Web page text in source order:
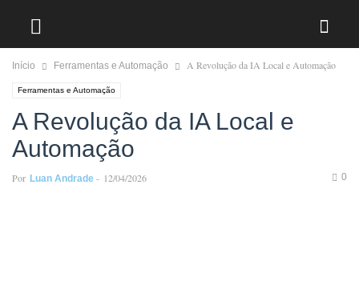
Início Ferramentas e Automação A Revolução da IA Local e Automação
Ferramentas e Automação
A Revolução da IA Local e
Automação
Por Luan Andrade - 12/04/2026 0